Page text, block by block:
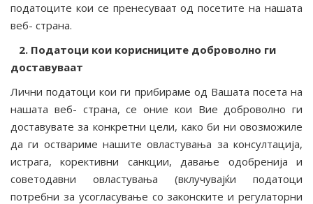
податоците кои се пренесуваат од посетите на нашата
веб- страна.
2. Податоци кои корисниците доброволно ги
доставуваат
Лични податоци кои ги прибираме од Вашата посета на
нашата веб- страна, се оние кои Вие доброволно ги
доставувате за конкретни цели, како би ни овозможиле
да ги оствариме нашите овластувања за консултација,
истрага, корективни санкции, давање одобренија и
советодавни овластувања (вклучувајќи податоци
потребни за усогласување со законските и регулаторни